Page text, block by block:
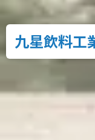
九星飲料工